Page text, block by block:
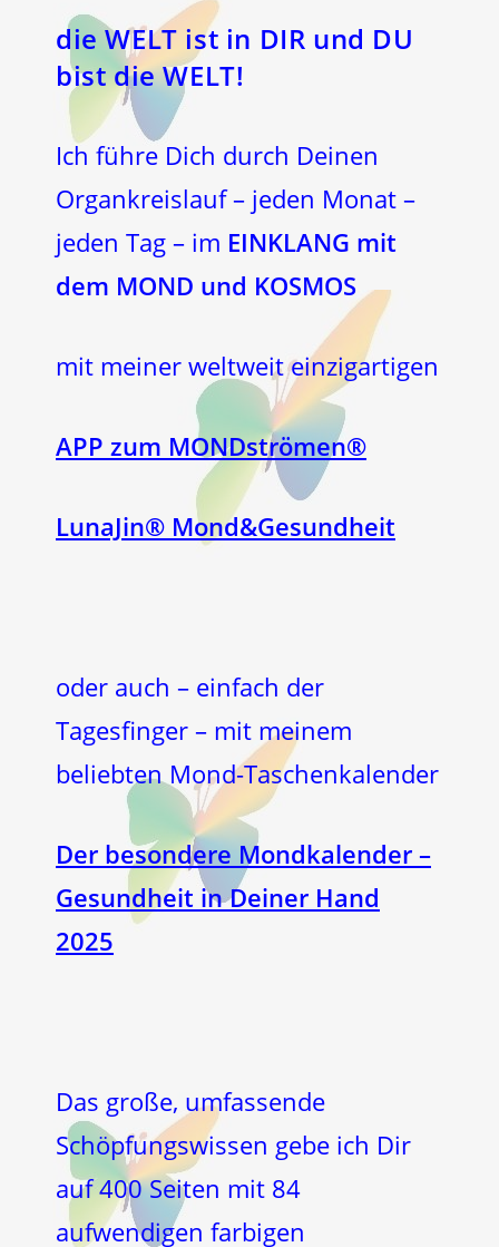
die WELT ist in DIR und DU
bist die WELT!
Ich führe Dich durch Deinen
Organkreislauf – jeden Monat –
jeden Tag – im EINKLANG mit
dem MOND und KOSMOS
mit meiner weltweit einzigartigen
APP zum MONDströmen®
LunaJin® Mond&Gesundheit
oder auch – einfach der
Tagesfinger – mit meinem
beliebten Mond-Taschenkalender
Der besondere Mondkalender –
Gesundheit in Deiner Hand
2025
Das große, umfassende
Schöpfungswissen gebe ich Dir
auf 400 Seiten mit 84
aufwendigen farbigen